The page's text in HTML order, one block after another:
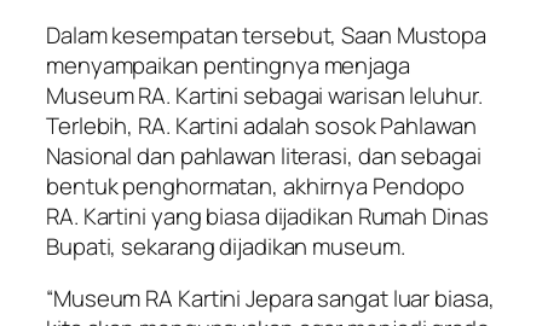
Dalam kesempatan tersebut, Saan Mustopa
menyampaikan pentingnya menjaga
Museum RA. Kartini sebagai warisan leluhur.
Terlebih, RA. Kartini adalah sosok Pahlawan
Nasional dan pahlawan literasi, dan sebagai
bentuk penghormatan, akhirnya Pendopo
RA. Kartini yang biasa dijadikan Rumah Dinas
Bupati, sekarang dijadikan museum.
“Museum RA Kartini Jepara sangat luar biasa,